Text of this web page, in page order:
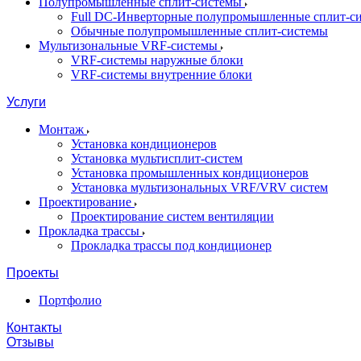
Full DC-Инверторные полупромышленные сплит-
Обычные полупромышленные сплит-системы
Мультизональные VRF-системы
VRF-системы наружные блоки
VRF-системы внутренние блоки
Услуги
Монтаж
Установка кондиционеров
Установка мультисплит-систем
Установка промышленных кондиционеров
Установка мультизональных VRF/VRV систем
Проектирование
Проектирование систем вентиляции
Прокладка трассы
Прокладка трассы под кондиционер
Проекты
Портфолио
Контакты
Отзывы